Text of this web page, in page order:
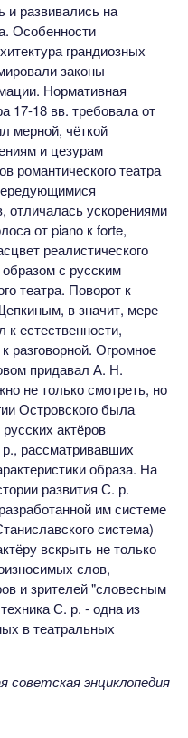
и развивались на
Особенности
грандиозных
законы
Нормативная
17-18 вв. требовала от
мерной, чёткой
и цезурам
романтического театра
отличалась ускорениями
от piano к forte,
реалистического
с русским
театра. Поворот к
в значит, мере
естественности,
разговорной. Огромное
придавал А. Н.
не только смотреть, но
Островского была
актёров
рассматривавших
образа. На
развития С. р.
им системе
система)
вскрыть не только
слов,
и зрителей "словесным
С. р. - одна из
в театральных
советская энциклопедия